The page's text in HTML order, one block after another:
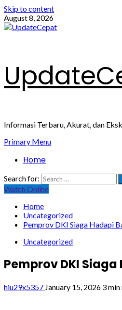
Skip to content
August 8, 2026
Informasi Terbaru, Akurat, dan
Primary Menu
Home
Search for:
Watch Online
Home
Uncategorized
Pemprov DKI Siaga Hadapi
Uncategorized
Pemprov DKI
hiu29x5357 January 15, 2026 3 min